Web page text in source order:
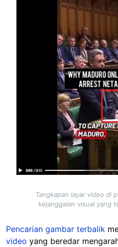
Tangkapan layar video di
kejanggalan visual yang
Pencarian gambar terbalik
video yang beredar